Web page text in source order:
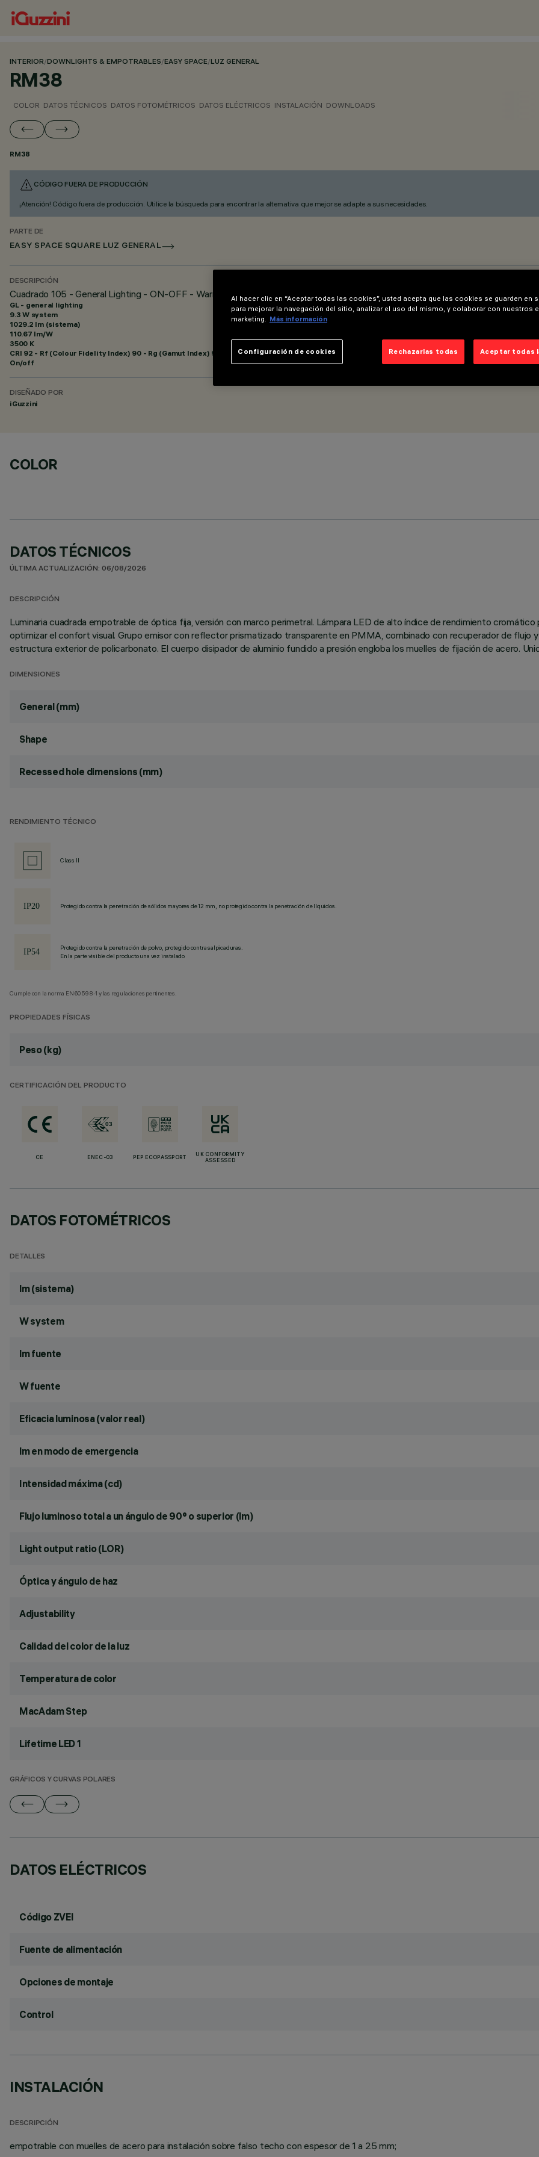
INTERIOR/DOWNLIGHTS & EMPOTRABLES/EASY SPACE/LUZ GENERAL
RM38
COLOR DATOS TÉCNICOS DATOS FOTOMÉTRICOS DATOS ELÉCTRICOS INSTALACIÓN DOWNLOADS
RM38
CÓDIGO FUERA DE PRODUCCIÓN
¡Atención! Código fuera de producción. Utilice la búsqueda para encontrar la alternativa que mejor se adapte a sus necesidades.
PARTE DE
EASY SPACE SQUARE LUZ GENERAL
DESCRIPCIÓN
Cuadrado 105 - General Lighting - ON-OFF - Warm White - Low Output
GL - general lighting
9.3 W system
1029.2 lm (sistema)
110.67 lm/W
3500 K
CRI 92 - Rf (Colour Fidelity Index) 90 - Rg (Gamut Index) 98
On/off
DISEÑADO POR
iGuzzini
COLOR
DATOS TÉCNICOS
ÚLTIMA ACTUALIZACIÓN: 06/08/2026
DESCRIPCIÓN
Luminaria cuadrada empotrable de óptica fija, versión con marco perimetral. Lámpara LED de alto índice de rendimiento cromático
optimizar el confort visual. Grupo emisor con reflector prismatizado transparente en PMMA, combinado con recuperador de flujo
estructura exterior de policarbonato. El cuerpo disipador de aluminio fundido a presión engloba los muelles de fijación de acero.
DIMENSIONES
General (mm)
Shape
Recessed hole dimensions (mm)
RENDIMIENTO TÉCNICO
Class II
Protegido contra la penetración de sólidos mayores de 12 mm, no protegido contra la penetración de líquidos.
Protegido contra la penetración de polvo, protegido contra salpicaduras.
En la parte visible del producto una vez instalado
Cumple con la norma EN60598-1 y las regulaciones pertinentes.
PROPIEDADES FÍSICAS
Peso (kg)
CERTIFICACIÓN DEL PRODUCTO
CE ENEC-03 PEP ECOPASSPORT
UK CONFORMITY
ASSESSED
DATOS FOTOMÉTRICOS
DETALLES
lm (sistema)
W system
lm fuente
W fuente
Eficacia luminosa (valor real)
lm en modo de emergencia
Intensidad máxima (cd)
Flujo luminoso total a un ángulo de 90° o superior (lm)
Light output ratio (LOR)
Óptica y ángulo de haz
Adjustability
Calidad del color de la luz
Temperatura de color
MacAdam Step
Lifetime LED 1
GRÁFICOS Y CURVAS POLARES
DATOS ELÉCTRICOS
Código ZVEI
Fuente de alimentación
Opciones de montaje
Control
INSTALACIÓN
DESCRIPCIÓN
empotrable con muelles de acero para instalación sobre falso techo con espesor de 1 a 25 mm;
Al hacer clic en “Aceptar todas las cookies”, usted acepta que las cookies se guarden en
para mejorar la navegación del sitio, analizar el uso del mismo, y colaborar con nuestros
marketing. Más información
Rechazarlas todas Aceptar todas
Configuración de cookies